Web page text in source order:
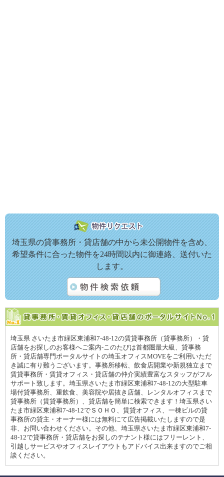
埼玉県の貸事務所・貸店舗の中から未公開物件を含め、
希望条件に合った物件を24時間以内に御連絡、送付いた
します。
埼玉県 さいたま市緑区東浦和7-48-12の賃貸事務所（貸事務所）・貸
店舗をお探しのお客様へご案内-このたびは首都圏最大級、貸事務
所・貸店舗専門ポータルサイトの埼玉オフィスMOVEをご利用いただ
き誠に有り難うございます。事務所移転、飲食店開業や新規独立まで
賃貸事務所・賃貸オフィス・貸店舗の仲介実績豊富なスタッフがフル
サポート致します。埼玉県さいたま市緑区東浦和7-48-12の大型駐車
場付貸事務所、重飲食、美容院や居抜き店舗、レンタルオフィスまで
貸事務所（賃貸事務所）、貸店舗を簡単に検索できます！埼玉県さい
たま市緑区東浦和7-48-12でＳＯＨＯ、賃貸オフィス、一棟ビルの貸
事務所の貸主・オーナー様には無料にて広告掲載いたしますので是
非、お問い合わせください。その他、埼玉県さいたま市緑区東浦和7-
48-12で貸事務所・貸店舗をお探しのテナント様にはフリーレント、
引越しサービスやオフィスレイアウトもアドバイス出来ますのでご相
談ください。